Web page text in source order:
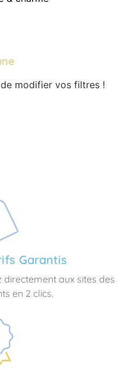
modifier vos filtres !
Garantis
directement aux sites des
en 2 clics.